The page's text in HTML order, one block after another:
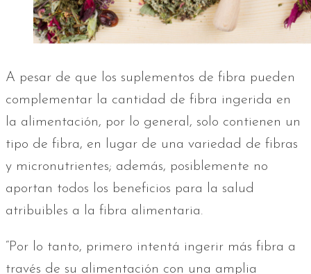
A pesar de que los suplementos de fibra pueden
complementar la cantidad de fibra ingerida en
la alimentación, por lo general, solo contienen un
tipo de fibra, en lugar de una variedad de fibras
y micronutrientes; además, posiblemente no
aportan todos los beneficios para la salud
atribuibles a la fibra alimentaria.
“Por lo tanto, primero intentá ingerir más fibra a
través de su alimentación con una amplia